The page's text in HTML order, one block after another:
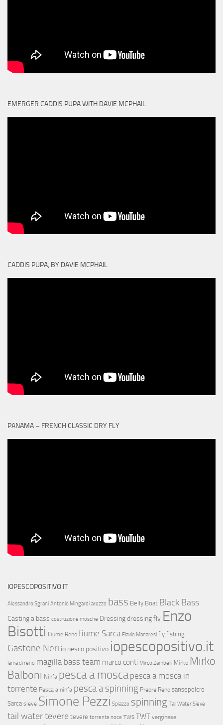
EMERGER CADDIS PUPA WITH DAVIE MCPHAIL
CADDIS PUPA, BY DAVIE MCPHAIL
PANAMA – FRENCH CLASSIC DRY FLY
IOPESCOPOSITIVO.IT
Alessandro Sgrani Antonio Mingardi arezzo bass Belly Boat Black Bass
Casting a bass costruzione mosche Dressingdressing fly Enzo
Bisotti Fiume Reno fiume Sarca Flavio Manaresi fly fishing
Gastone Neri io pesco positivo iopescopositivo.it
lama di reno magilla bass team marco conti Mirco Zambelli Mirko Mirko
Balboni Ninfa pesca a mosca pesca a mosca in
torrente Pesca a ninfa pesca a spinning Preore Reno sansepolcro
Sarca sieve Simone Pezzi Spiazzo spinning Tail Water Sieve
tail water tevere tevere torrente noce TWS TWT verginese